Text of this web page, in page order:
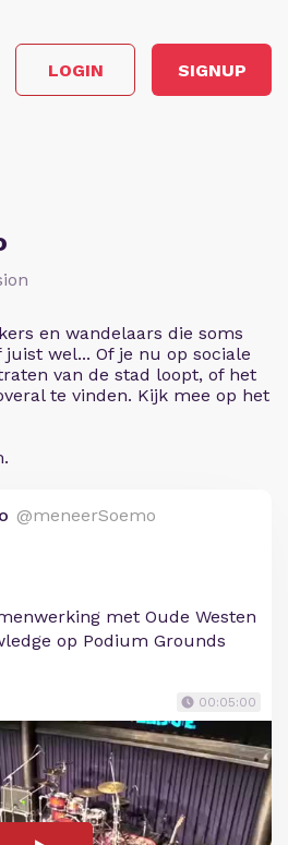
LOGIN SIGNUP
en wandelaars die soms
wel... Of je nu op sociale
van de stad loopt, of het
te vinden. Kijk mee op het
@meneerSoemo
met Oude Westen
op Podium Grounds
00:05:00